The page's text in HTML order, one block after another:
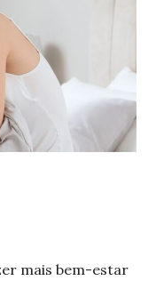
mais bem-estar